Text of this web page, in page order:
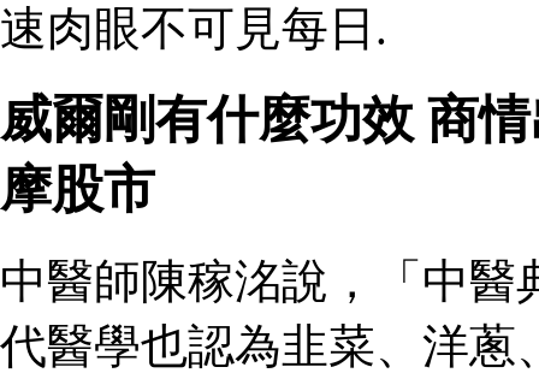
速肉眼不可見每日.
威爾剛有什麼功效 商
摩股市
中醫師陳稼洺說，「中
代醫學也認為韭菜、洋蔥